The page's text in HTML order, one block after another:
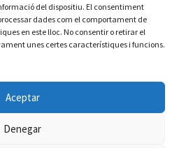
del dispositiu. El consentiment
dades com el comportament de
en este lloc. No consentir o retirar el
unes certes característiques i funcions.
Aceptar
Denegar